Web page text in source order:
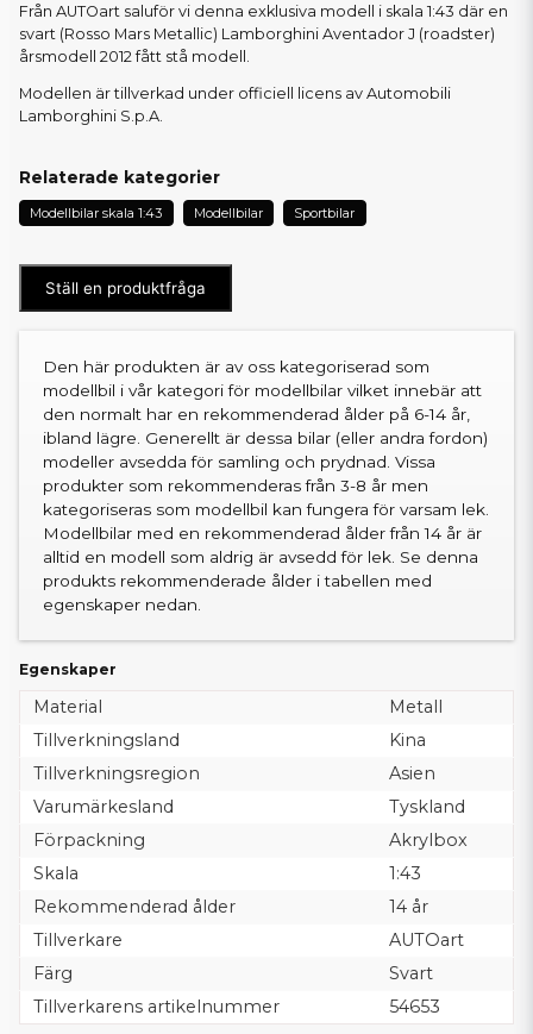
Från AUTOart saluför vi denna exklusiva modell i skala 1:43 där en
svart (Rosso Mars Metallic) Lamborghini Aventador J (roadster)
årsmodell 2012 fått stå modell.
Modellen är tillverkad under officiell licens av Automobili
Lamborghini S.p.A.
Relaterade kategorier
Modellbilar skala 1:43 Modellbilar Sportbilar
Ställ en produktfråga
Den här produkten är av oss kategoriserad som
modellbil i vår kategori för modellbilar vilket innebär att
den normalt har en rekommenderad ålder på 6-14 år,
ibland lägre. Generellt är dessa bilar (eller andra fordon)
modeller avsedda för samling och prydnad. Vissa
produkter som rekommenderas från 3-8 år men
kategoriseras som modellbil kan fungera för varsam lek.
Modellbilar med en rekommenderad ålder från 14 år är
alltid en modell som aldrig är avsedd för lek. Se denna
produkts rekommenderade ålder i tabellen med
egenskaper nedan.
Egenskaper
Material
Metall
Tillverkningsland
Kina
Tillverkningsregion
Asien
Varumärkesland
Tyskland
Förpackning
Akrylbox
Skala
1:43
Rekommenderad ålder
14 år
Tillverkare
AUTOart
Färg
Svart
Tillverkarens artikelnummer
54653